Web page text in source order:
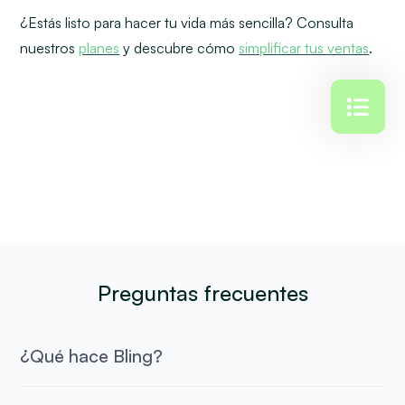
¿Estás listo para hacer tu vida más sencilla? Consulta
nuestrosplanes y descubre cómo simplificar tus ventas.
Preguntas frecuentes
¿Qué hace Bling?